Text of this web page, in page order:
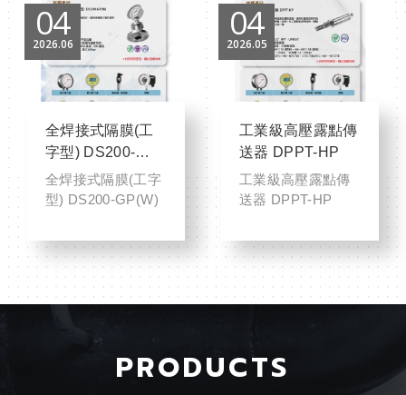
04
06
2026
全焊接式隔膜(工
字型) DS200-
GP(W)
全焊接式隔膜(工字
型) DS200-GP(W)
04
05
2026
工業級高壓露點傳
送器 DPPT-HP
工業級高壓露點傳
送器 DPPT-HP
PRODUCTS